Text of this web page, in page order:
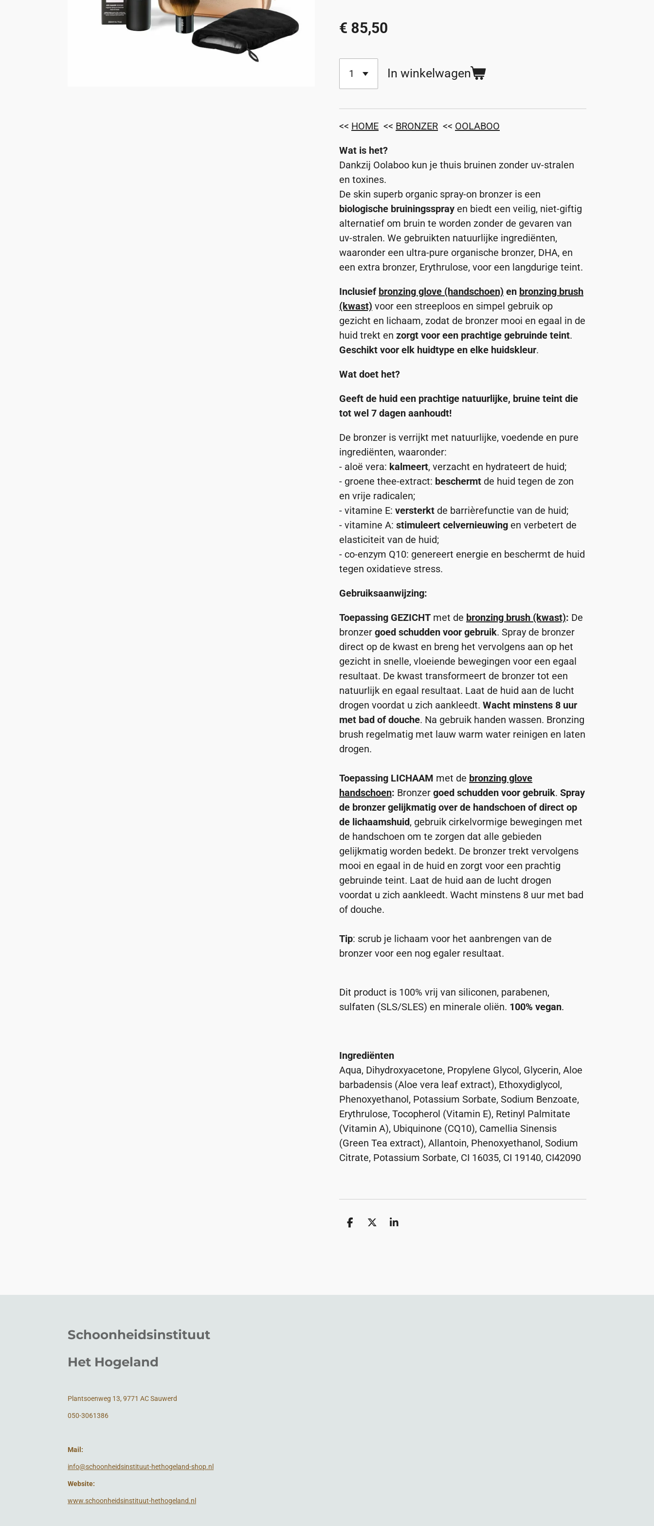
€ 85,50
In winkelwagen
<< HOME << BRONZER << OOLABOO
Wat is het?
Dankzij Oolaboo kun je thuis bruinen zonder uv-stralen
en toxines.
De skin superb organic spray-on bronzer is een
biologische bruiningsspray en biedt een veilig, niet-giftig
alternatief om bruin te worden zonder de gevaren van
uv-stralen. We gebruikten natuurlijke ingrediënten,
waaronder een ultra-pure organische bronzer, DHA, en
een extra bronzer, Erythrulose, voor een langdurige teint.
Inclusief bronzing glove (handschoen) en bronzing brush
(kwast) voor een streeploos en simpel gebruik op
gezicht en lichaam, zodat de bronzer mooi en egaal in de
huid trekt en zorgt voor een prachtige gebruinde teint.
Geschikt voor elk huidtype en elke huidskleur.
Wat doet het?
Geeft de huid een prachtige natuurlijke, bruine teint die
tot wel 7 dagen aanhoudt!
De bronzer is verrijkt met natuurlijke, voedende en pure
ingrediënten, waaronder:
- aloë vera: kalmeert, verzacht en hydrateert de huid;
- groene thee-extract: beschermt de huid tegen de zon
en vrije radicalen;
- vitamine E: versterkt de barrièrefunctie van de huid;
- vitamine A: stimuleert celvernieuwing en verbetert de
elasticiteit van de huid;
- co-enzym Q10: genereert energie en beschermt de huid
tegen oxidatieve stress.
Gebruiksaanwijzing:
Toepassing GEZICHT met de bronzing brush (kwast): De
bronzer goed schudden voor gebruik. Spray de bronzer
direct op de kwast en breng het vervolgens aan op het
gezicht in snelle, vloeiende bewegingen voor een egaal
resultaat. De kwast transformeert de bronzer tot een
natuurlijk en egaal resultaat. Laat de huid aan de lucht
drogen voordat u zich aankleedt. Wacht minstens 8 uur
met bad of douche. Na gebruik handen wassen. Bronzing
brush regelmatig met lauw warm water reinigen en laten
drogen.
Toepassing LICHAAM met de bronzing glove
handschoen: Bronzer goed schudden voor gebruik. Spray
de bronzer gelijkmatig over de handschoen of direct op
de lichaamshuid, gebruik cirkelvormige bewegingen met
de handschoen om te zorgen dat alle gebieden
gelijkmatig worden bedekt. De bronzer trekt vervolgens
mooi en egaal in de huid en zorgt voor een prachtig
gebruinde teint. Laat de huid aan de lucht drogen
voordat u zich aankleedt. Wacht minstens 8 uur met bad
of douche.
Tip: scrub je lichaam voor het aanbrengen van de
bronzer voor een nog egaler resultaat.
Dit product is 100% vrij van siliconen, parabenen,
sulfaten (SLS/SLES) en minerale oliën. 100% vegan.
Ingrediënten
Aqua, Dihydroxyacetone, Propylene Glycol, Glycerin, Aloe
barbadensis (Aloe vera leaf extract), Ethoxydiglycol,
Phenoxyethanol, Potassium Sorbate, Sodium Benzoate,
Erythrulose, Tocopherol (Vitamin E), Retinyl Palmitate
(Vitamin A), Ubiquinone (CQ10), Camellia Sinensis
(Green Tea extract), Allantoin, Phenoxyethanol, Sodium
Citrate, Potassium Sorbate, CI 16035, CI 19140, CI42090
D
D
S
Schoonheidsinstituut
Het Hogeland
Plantsoenweg 13, 9771 AC Sauwerd
050-3061386
Mail:
info@schoonheidsinstituut-hethogeland-shop.nl
Website:
www.schoonheidsinstituut-hethogeland.nl